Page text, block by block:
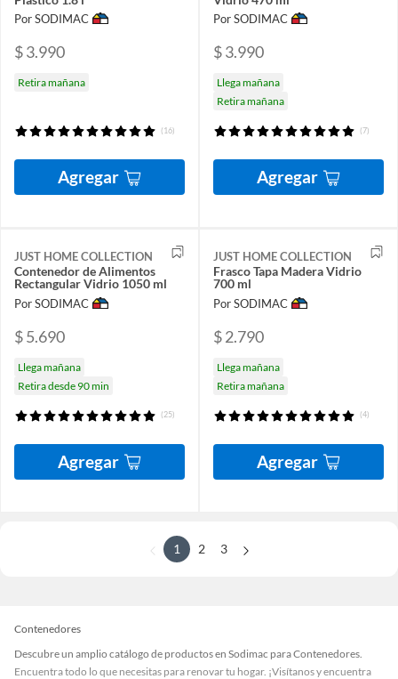
Por SODIMAC
$ 3.990
Retira mañana
(16)
Agregar
Por SODIMAC
$ 3.990
Llega mañana
Retira mañana
(7)
Agregar
JUST HOME COLLECTION
Contenedor de Alimentos
Rectangular Vidrio 1050 ml
Por SODIMAC
$ 5.690
Llega mañana
Retira desde 90 min
(25)
Agregar
JUST HOME COLLECTION
Frasco Tapa Madera Vidrio
700 ml
Por SODIMAC
$ 2.790
Llega mañana
Retira mañana
(4)
Agregar
1 2 3
Contenedores
Descubre un amplio catálogo de productos en Sodimac para Contenedores.
Encuentra todo lo que necesitas para renovar tu hogar. ¡Visítanos y encuentra